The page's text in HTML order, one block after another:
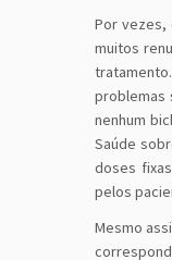
Por vezes,
muitos
problemas
nenhum
Saúde
doses
pelos
Mesmo